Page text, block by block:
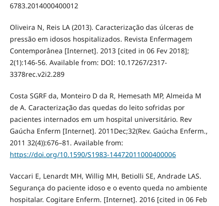
6783.2014000400012
Oliveira N, Reis LA (2013). Caracterização das úlceras de
pressão em idosos hospitalizados. Revista Enfermagem
Contemporânea [Internet]. 2013 [cited in 06 Fev 2018];
2(1):146-56. Available from: DOI: 10.17267/2317-
3378rec.v2i2.289
Costa SGRF da, Monteiro D da R, Hemesath MP, Almeida M
de A. Caracterização das quedas do leito sofridas por
pacientes internados em um hospital universitário. Rev
Gaúcha Enferm [Internet]. 2011Dec;32(Rev. Gaúcha Enferm.,
2011 32(4)):676–81. Available from:
https://doi.org/10.1590/S1983-14472011000400006
Vaccari E, Lenardt MH, Willig MH, Betiolli SE, Andrade LAS.
Segurança do paciente idoso e o evento queda no ambiente
hospitalar. Cogitare Enferm. [Internet]. 2016 [cited in 06 Feb